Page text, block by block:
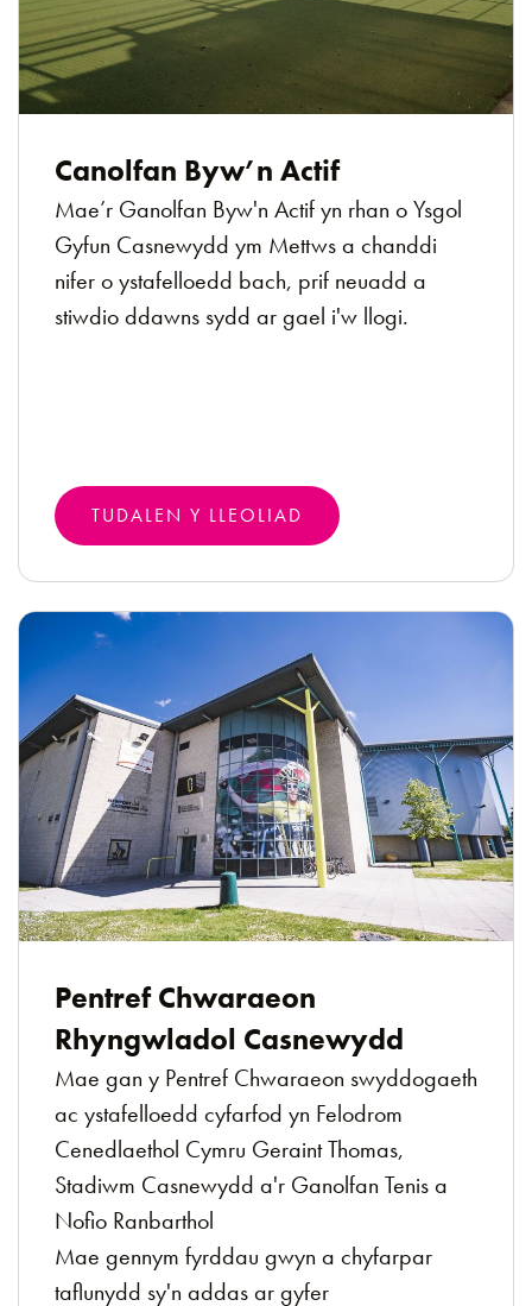
Canolfan Byw’n Actif
Mae’r Ganolfan Byw'n Actif yn rhan o Ysgol
Gyfun Casnewydd ym Mettws a chanddi
nifer o ystafelloedd bach, prif neuadd a
stiwdio ddawns sydd ar gael i'w llogi.
TUDALEN Y LLEOLIAD
Pentref Chwaraeon
Rhyngwladol Casnewydd
Mae gan y Pentref Chwaraeon swyddogaeth
ac ystafelloedd cyfarfod yn Felodrom
Cenedlaethol Cymru Geraint Thomas,
Stadiwm Casnewydd a'r Ganolfan Tenis a
Nofio Ranbarthol
Mae gennym fyrddau gwyn a chyfarpar
taflunydd sy'n addas ar gyfer